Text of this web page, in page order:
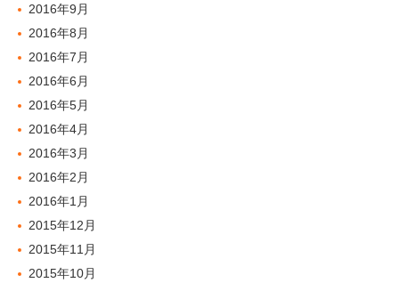
2016年9月
2016年8月
2016年7月
2016年6月
2016年5月
2016年4月
2016年3月
2016年2月
2016年1月
2015年12月
2015年11月
2015年10月